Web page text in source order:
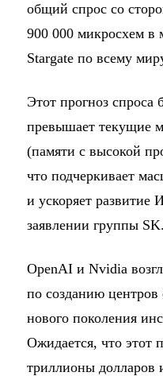
общий спрос со
900 000 микросхем в
Stargate по всему
Этот прогноз спроса
превышает текущие
(памяти с высокой
что подчеркивает
и ускоряет развитие
заявлении группы SK.
OpenAI и Nvidia
по созданию
нового поколения
Ожидается, что этот
триллионы долларов